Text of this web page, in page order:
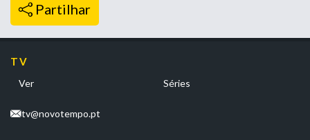
Partilhar
TV
Ver Séries
tv@novotempo.pt